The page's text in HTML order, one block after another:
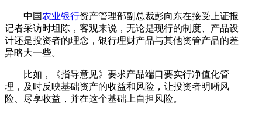
中国农业银行资产管理部副总裁彭向东在接受上证报
记者采访时坦陈，客观来说，无论是现行的制度、产品设
计还是投资者的理念，银行理财产品与其他资管产品的差
异略大一些。
比如，《指导意见》要求产品端口要实行净值化管
理，及时反映基础资产的收益和风险，让投资者明晰风
险、尽享收益，并在这个基础上自担风险。